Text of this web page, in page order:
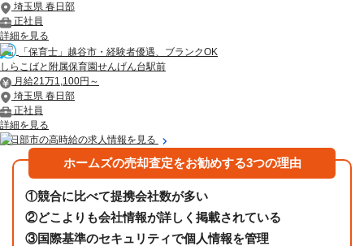
埼玉県 春日部
正社員
詳細を見る
「保育士」越谷市・経験者優遇、ブランクOK
しらこばと附属保育園せんげん台駅前
月給21万1,100円～
埼玉県 春日部
正社員
詳細を見る
春日部市の高時給の求人情報を見る
ホームズの売却査定をお勧めする3つの理由
①競合に比べて提携会社数が多い
②どこよりも会社情報が詳しく掲載されている
③国際基準のセキュリティで個人情報を管理